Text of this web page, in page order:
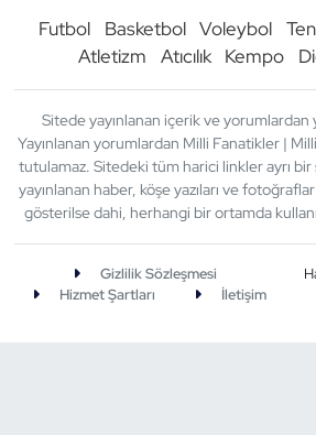
Futbol Basketbol Voleybol
Atletizm
Atıcılık Kempo
Sitede yayınlanan içerik ve yorumlardan
Yayınlanan yorumlardan Milli Fanatikler |
tutulamaz. Sitedeki tüm harici linkler ayrı bir
yayınlanan haber, köşe yazıları ve fotoğraflar
gösterilse dahi, herhangi bir ortamda
Gizlilik Sözleşmesi
Hizmet Şartları
İletişim